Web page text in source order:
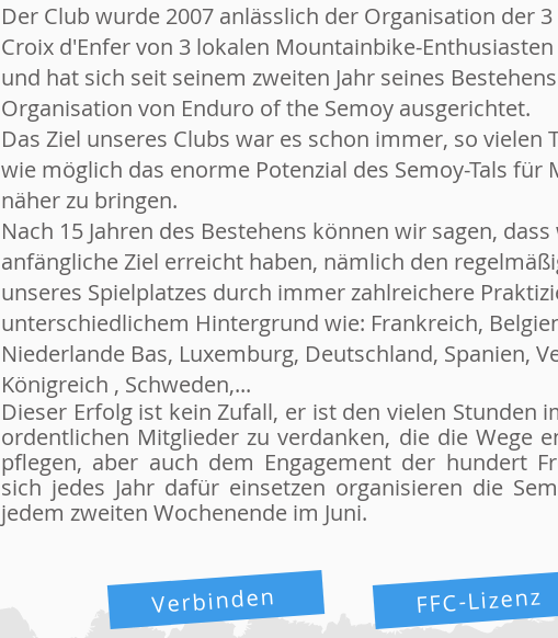
Der Club wurde 2007 anlässlich der Organisation der
Croix d'Enfer von 3 lokalen Mountainbike-
und hat sich seit seinem zweiten Jahr seines
Organisation von Enduro of the Semoy ausgerichtet.
Das Ziel unseres Clubs war es schon immer, so vielen
wie möglich das enorme Potenzial des Semoy-Tals für
näher zu bringen.
Nach 15 Jahren des Bestehens können wir sagen,
anfängliche Ziel erreicht haben, nämlich den
unseres Spielplatzes durch immer zahlreichere
unterschiedlichem Hintergrund wie: Frankreich,
Niederlande Bas, Luxemburg, Deutschland, Spanien,
Königreich , Schweden,...
Dieser Erfolg ist kein Zufall, er ist den vielen Stunden
ordentlichen Mitglieder zu verdanken, die die Wege
pflegen, aber auch dem Engagement der hundert
sich jedes Jahr dafür einsetzen organisieren die
jedem zweiten Wochenende im Juni.
Verbinden FFC-Lizenz